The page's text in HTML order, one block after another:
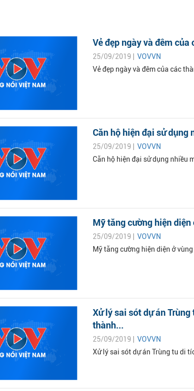
Vẻ đẹp ngày và đêm
25/09/2019 | VOVVN
Vẻ đẹp ngày và đêm của các
Căn hộ hiện đại sử dụng
25/09/2019 | VOVVN
Căn hộ hiện đại sử dụng nhiều
Mỹ tăng cường hiện
25/09/2019 | VOVVN
Mỹ tăng cường hiện diện ở
Xử lý sai sót dự án
thành...
25/09/2019 | VOVVN
Xử lý sai sót dự án Trùng tu di